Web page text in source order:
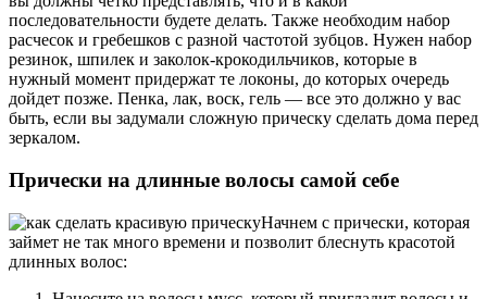
последовательности будете делать. Также необходим набор
расчесок и гребешков с разной частотой зубцов. Нужен набор
резинок, шпилек и заколок-крокодильчиков, которые в
нужный момент придержат те локоны, до которых очередь
дойдет позже. Пенка, лак, воск, гель — все это должно у вас
быть, если вы задумали сложную прическу сделать дома перед
зеркалом.
Прически на длинные волосы самой себе
Начнем с прически, которая
займет не так много времени и позволит блеснуть красотой
длинных волос: